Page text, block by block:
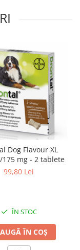
Dog Flavour XL
175 mg - 2 tablete
99,80 Lei
ÎN STOC
ÎN COȘ